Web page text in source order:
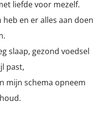
liefde voor mezelf.
en er alles aan doen
slaap, gezond voedsel
past,
mijn schema opneem